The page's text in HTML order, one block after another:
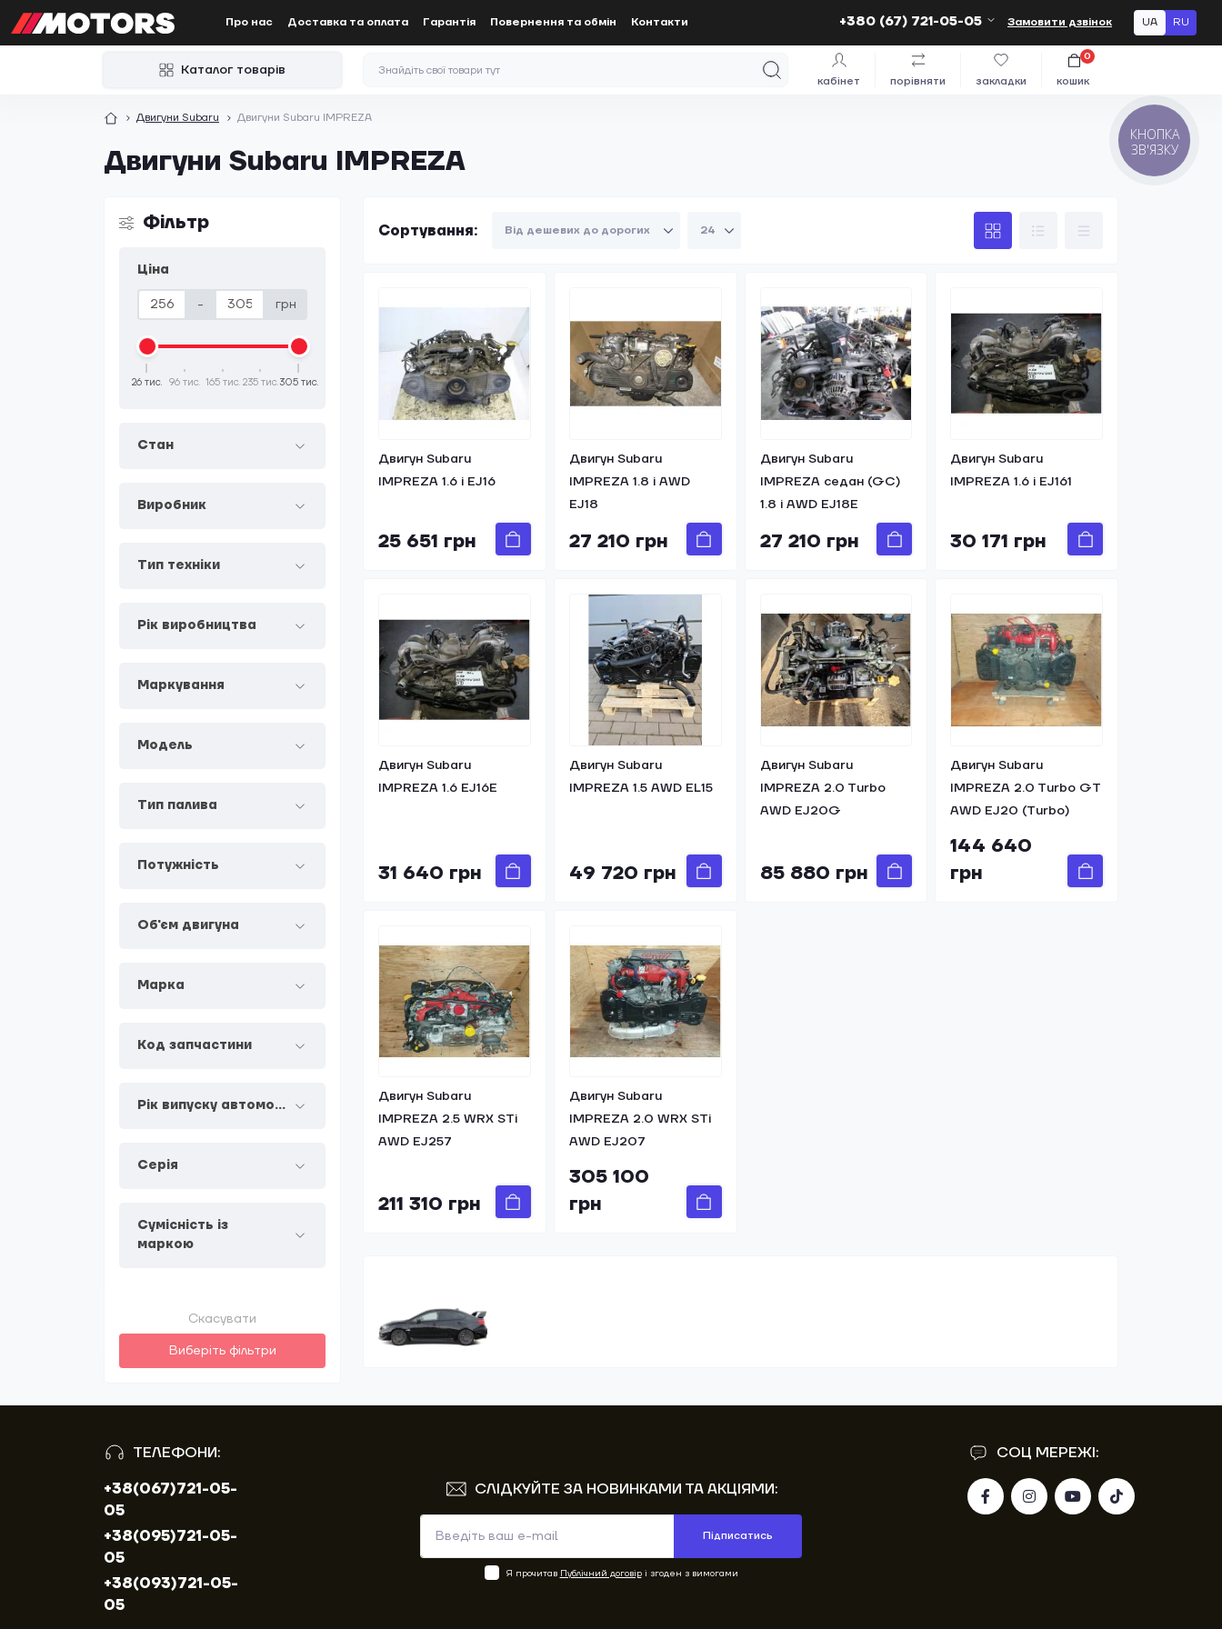
Про нас Доставка та оплата Гарантія Повернення та обмін Контакти +380 (67) 721-05-05 Замовити дзвінок UA RU
Каталог товарів
кабінет порівняти закладки кошик
0
Двигуни Subaru Двигуни Subaru IMPREZA
Двигуни Subaru IMPREZA
Фільтр
Ціна
- грн
26 тис. 96 тис. 165 тис. 235 тис.305 тис.
Стан
Виробник
Тип техніки
Рік виробництва
Маркування
Модель
Тип палива
Потужність
Об'єм двигуна
Марка
Код запчастини
Рік випуску автомобіля
Серія
Сумісність із
маркою
Скасувати
Виберіть фільтри
Сортування:
Двигун Subaru
IMPREZA 1.6 i EJ16
25 651 грн
Двигун Subaru
IMPREZA 1.8 i AWD
EJ18
27 210 грн
Двигун Subaru
IMPREZA седан (GC)
1.8 i AWD EJ18E
27 210 грн
Двигун Subaru
IMPREZA 1.6 i EJ161
30 171 грн
Двигун Subaru
IMPREZA 1.6 EJ16E
31 640 грн
Двигун Subaru
IMPREZA 1.5 AWD EL15
49 720 грн
Двигун Subaru
IMPREZA 2.0 Turbo
AWD EJ20G
85 880 грн
Двигун Subaru
IMPREZA 2.0 Turbo GT
AWD EJ20 (Turbo)
144 640
грн
Двигун Subaru
IMPREZA 2.5 WRX STi
AWD EJ257
211 310 грн
Двигун Subaru
IMPREZA 2.0 WRX STi
AWD EJ207
305 100
грн
ТЕЛЕФОНИ:
+38(067)721-05-
05
+38(095)721-05-
05
+38(093)721-05-
05
СОЦ МЕРЕЖІ:
СЛІДКУЙТЕ ЗА НОВИНКАМИ ТА АКЦІЯМИ:
Підписатись
Я прочитав Публічний договірі згоден з вимогами
КНОПКА
ЗВ'ЯЗКУ